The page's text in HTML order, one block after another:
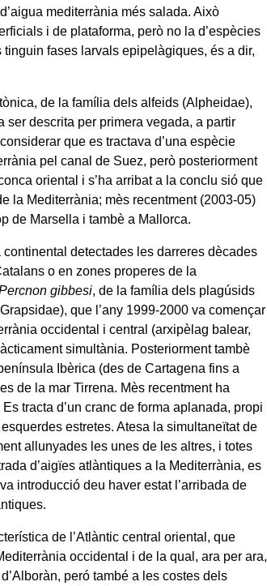
mediterrània més salada. Això
i de plataforma, però no la d’espècies
tinguin fases larvals epipelàgiques, és a dir,
de la família dels alfeids (Alpheidae),
ser descrita per primera vegada, a partir
que es tractava d’una espècie
pel canal de Suez, però posteriorment
oriental i s’ha arribat a la conclu sió que
la Mediterrània; mès recentment (2003-05)
de Marsella i tambè a Mallorca.
detectades les darreres dècades
o en zones properes de la
gibbesi, de la família dels plagúsids
que l’any 1999-2000 va començar
occidental i central (arxipèlag balear,
simultània. Posteriorment tambè
Ibèrica (des de Cartagena fins a
de la mar Tirrena. Mès recentment ha
tracta d’un cranc de forma aplanada, propi
estretes. Atesa la simultaneïtat de
allunyades les unes de les altres, i totes
d’aigïes atlàntiques a la Mediterrània, es
introducció deu haver estat l’arribada de
de l’Atlàntic central oriental, que
occidental i de la qual, ara per ara,
peró també a les costes dels